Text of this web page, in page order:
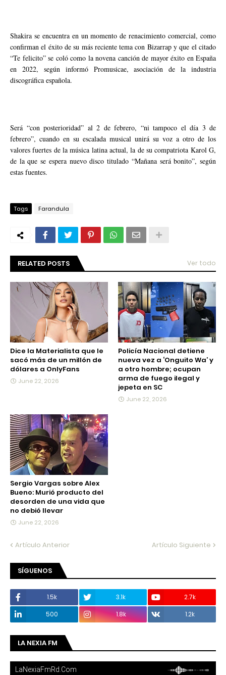
Shakira se encuentra en un momento de renacimiento comercial, como
confirman el éxito de su más reciente tema con Bizarrap y que el citado
“Te felicito” se coló como la novena canción de mayor éxito en España
en 2022, según informó Promusicae, asociación de la industria
discográfica española.
Será “con posterioridad” al 2 de febrero, “ni tampoco el día 3 de
febrero”, cuando en su escalada musical unirá su voz a otro de los
valores fuertes de la música latina actual, la de su compatriota Karol G,
de la que se espera nuevo disco titulado “Mañana será bonito”, según
estas fuentes.
Tags Farandula
RELATED POSTS Ver todo
Dice la Materialista que le
sacó más de un millón de
dólares a OnlyFans
June 22, 2026
Policía Nacional detiene
nueva vez a ‘Onguito Wa’ y
a otro hombre; ocupan
arma de fuego ilegal y
jepeta en SC
June 22, 2026
Sergio Vargas sobre Alex
Bueno: Murió producto del
desorden de una vida que
no debió llevar
June 22, 2026
Artículo Anterior Artículo Siguiente
SÍGUENOS
1.5k 3.1k
2.7k
500
1.8k 1.2k
LA NEXIA FM